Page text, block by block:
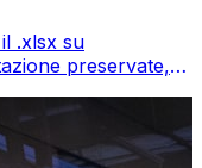
.xlsx su
preservate,